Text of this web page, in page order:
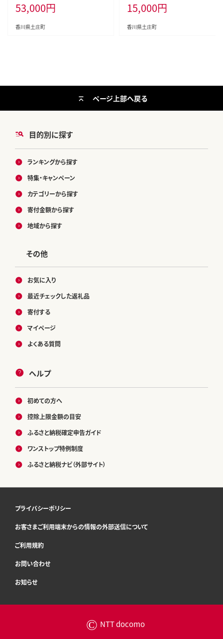
タ サラダ ドレッシング 調味料 土庄
53,000円
香川県土庄町
豚骨 とんこつ ゴマ油 ごま油 かどや
香川 香川県 土庄 土庄町
15,000円
香川県土庄町
目的別に探す
ランキングから探す
特集・キャンペーン
カテゴリーから探す
寄付金額から探す
地域から探す
その他
お気に入り
最近チェックした返礼品
寄付する
マイページ
よくある質問
ヘルプ
初めての方へ
控除上限金額の目安
ふるさと納税確定申告ガイド
ワンストップ特例制度
ふるさと納税ナビ（外部サイト）
ページ上部へ戻る
プライバシーポリシー
お客さまご利用端末からの情報の外部送信について
ご利用規約
お問い合わせ
お知らせ
© NTT docomo